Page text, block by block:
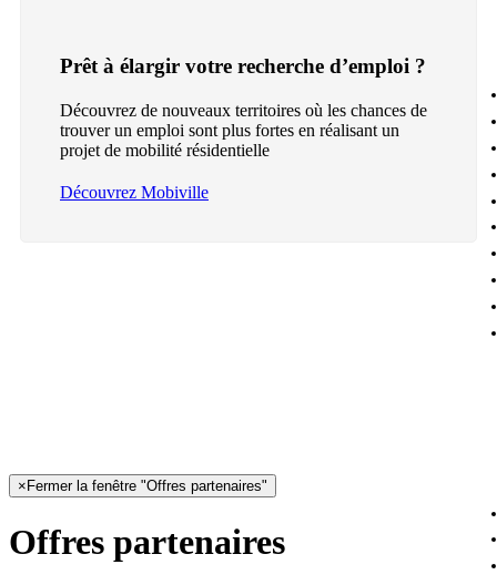
Prêt à élargir votre recherche d’emploi ?
Découvrez de nouveaux territoires où les chances de
trouver un emploi sont plus fortes en réalisant un
projet de mobilité résidentielle
Découvrez Mobiville
× Fermer la fenêtre "Offres partenaires"
Offres partenaires